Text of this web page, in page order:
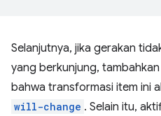
Selanjutnya, jika gerakan
yang berkunjung,
bahwa transformasi item ini
will-change . Selain itu,